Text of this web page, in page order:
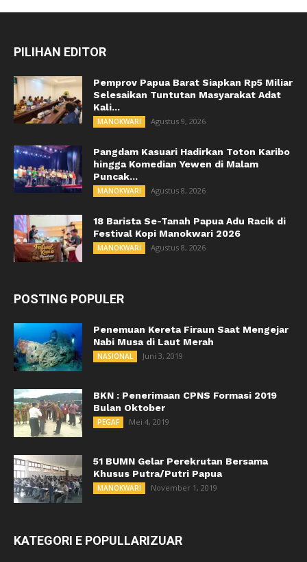
PILIHAN EDITOR
Pemprov Papua Barat Siapkan Rp5 Miliar
Selesaikan Tuntutan Masyarakat Adat
Kali...
MANOKWARI Agustus 9, 2026
Pangdam Kasuari Hadirkan Toton Karibo
hingga Komedian Yewen di Malam
Puncak...
MANOKWARI Agustus 8, 2026
18 Barista Se-Tanah Papua Adu Racik di
Festival Kopi Manokwari 2026
MANOKWARI Agustus 8, 2026
POSTING POPULER
Penemuan Kereta Firaun Saat Mengejar
Nabi Musa di Laut Merah
NASIONAL Juni 3, 2019
BKN : Penerimaan CPNS Formasi 2019
Bulan Oktober
PEGAF Mei 4, 2019
51 BUMN Gelar Perekrutan Bersama
Khusus Putra/Putri Papua
MANOKWARI November 1, 2019
KATEGORI E POPULLARIZUAR